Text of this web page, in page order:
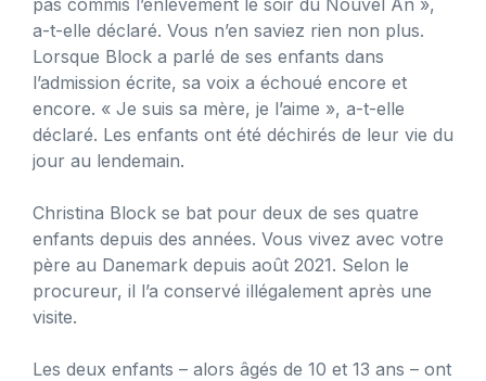
a-t-elle déclaré. Vous n’en saviez rien non plus.
Lorsque Block a parlé de ses enfants dans
l’admission écrite, sa voix a échoué encore et
encore. « Je suis sa mère, je l’aime », a-t-elle
déclaré. Les enfants ont été déchirés de leur vie du
jour au lendemain.
Christina Block se bat pour deux de ses quatre
enfants depuis des années. Vous vivez avec votre
père au Danemark depuis août 2021. Selon le
procureur, il l’a conservé illégalement après une
visite.
Les deux enfants – alors âgés de 10 et 13 ans – ont